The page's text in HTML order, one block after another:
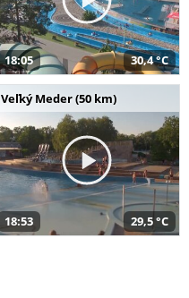
18:05 30,4 °C
Veľký Meder (50 km)
18:53 29,5 °C